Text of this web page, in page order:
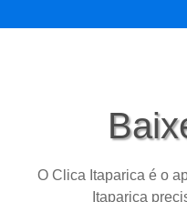
O Clica Itaparica é o
Itaparica